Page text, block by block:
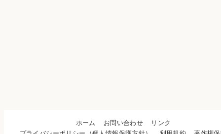
ホーム お問い合わせ
リンク